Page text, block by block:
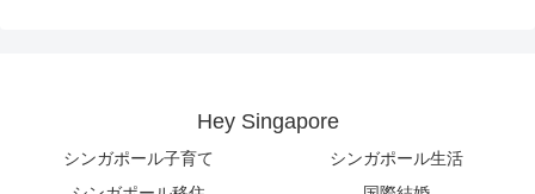
Hey Singapore
シンガポール子育て
シンガポール生活